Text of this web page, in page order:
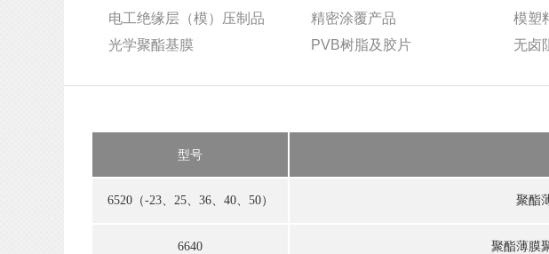
电工绝缘层（模）压制品
精密涂覆产品 模塑
光学聚酯基膜
PVB树脂及胶片 无卤
型号
6520（-23、25、36、40、50） 聚酯
6640 聚酯薄膜